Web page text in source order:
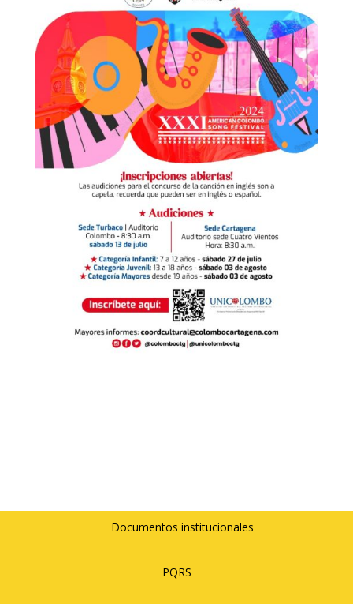
Documentos institucionales
PQRS